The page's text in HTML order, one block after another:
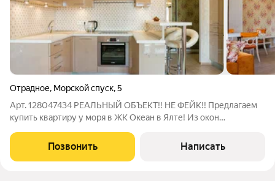
Отрадное, Морской спуск,5
Арт. 128047434 РЕАЛЬНЫЙ ОБЪЕКТ!! НЕ ФЕЙК!! Предлагаем
купить квартиру у моря в ЖК Океан в Ялте! Из окон
менее 100 метров! В квартире сделан евроремонт, который
создает атмосферу комфорта и уюта.
Позвонить Написать